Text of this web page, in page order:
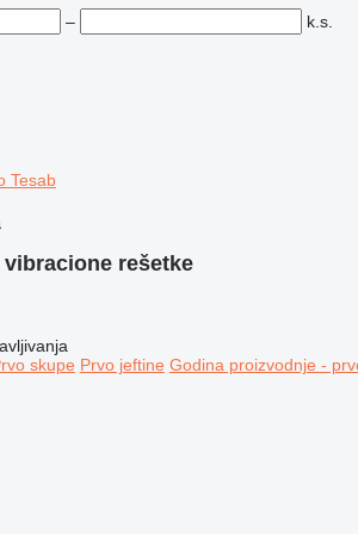
–
k.s.
Tesab
vibracione rešetke
skupe Prvo jeftine Godina proizvodnje -